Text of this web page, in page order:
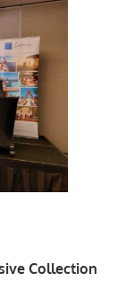
Collection